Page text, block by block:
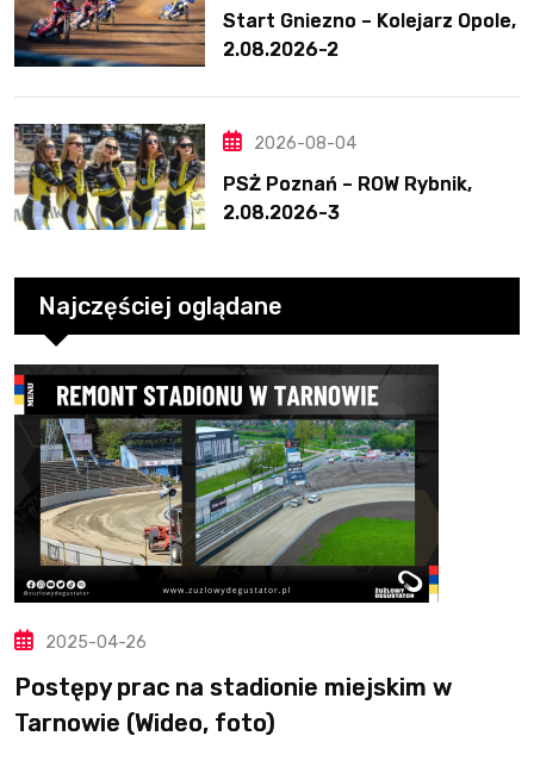
Start Gniezno – Kolejarz Opole,
2.08.2026-2
2026-08-04
PSŻ Poznań – ROW Rybnik,
2.08.2026-3
Najczęściej oglądane
2025-04-26
Postępy prac na stadionie miejskim w
Tarnowie (Wideo, foto)